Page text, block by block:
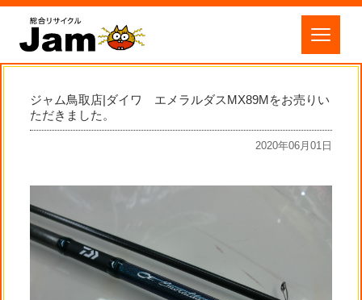
ジャム鳥取店|ダイワ エメラルダスMX89Mをお売りい
ただきました。
2020年06月01日